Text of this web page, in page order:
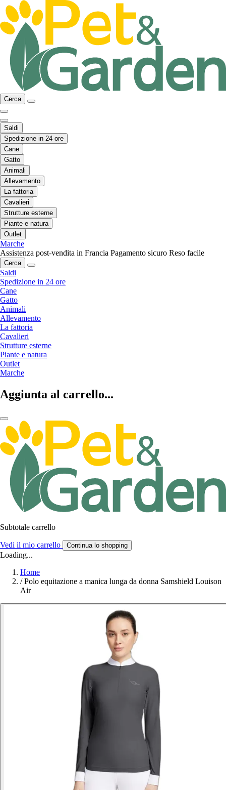
Cerca
Saldi
Spedizione in 24 ore
Cane
Gatto
Animali
Allevamento
La fattoria
Cavalieri
Strutture esterne
Piante e natura
Outlet
Marche
Assistenza post-vendita in Francia Pagamento sicuro Reso facile
Cerca
Saldi
Spedizione in 24 ore
Cane
Gatto
Animali
Allevamento
La fattoria
Cavalieri
Strutture esterne
Piante e natura
Outlet
Marche
Aggiunta al carrello...
Subtotale carrello
Vedi il mio carrello Continua lo shopping
Loading...
Home
/ Polo equitazione a manica lunga da donna Samshield Louison
Air